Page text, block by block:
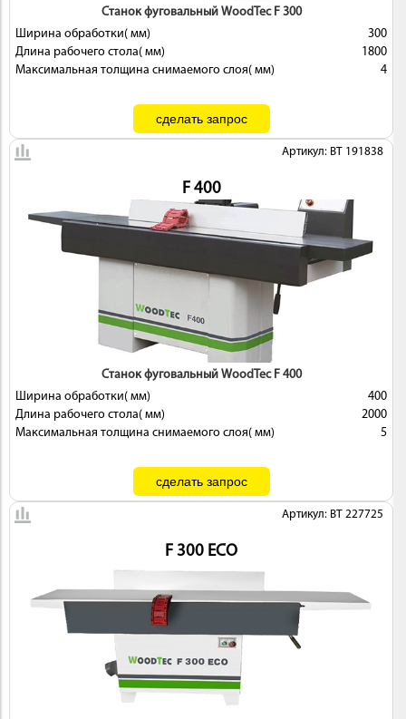
Станок фуговальный WoodTec F 300
Ширина обработки( мм)
300
Длина рабочего стола( мм)
1800
Максимальная толщина снимаемого слоя( мм)
4
Артикул: BT 191838
F 400
Станок фуговальный WoodTec F 400
Ширина обработки( мм)
400
Длина рабочего стола( мм)
2000
Максимальная толщина снимаемого слоя( мм)
5
Артикул: BT 227725
F 300 ECO